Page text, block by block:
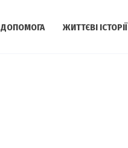
ДОПОМОГА ЖИТТЄВІ ІСТОРІЇ